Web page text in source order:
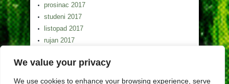
We value your privacy
We use cookies to enhance your browsing experience, serve
prosinac 2017
studeni 2017
listopad 2017
rujan 2017
srpanj 2017